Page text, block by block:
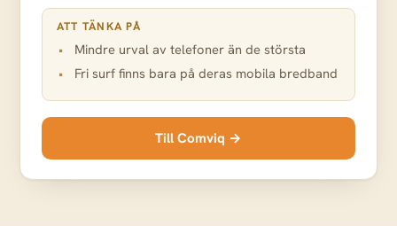
ATT TÄNKA PÅ
Mindre urval av telefoner än de största
Fri surf finns bara på deras mobila bredband
Till Comviq →